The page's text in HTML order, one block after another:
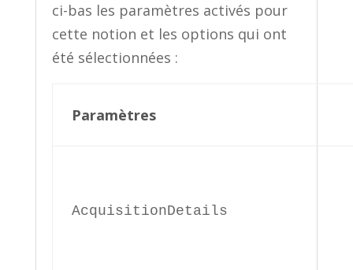
ci-bas les paramètres activés pour
cette notion et les options qui ont
été sélectionnées :
Paramètres
AcquisitionDetails